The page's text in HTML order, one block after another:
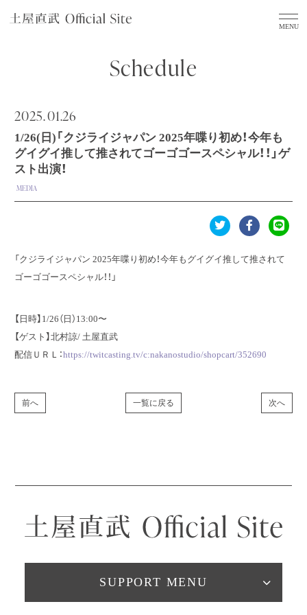
Schedule
2025.01.26
1/26(日)「クジライジャパン 2025年喋り初め！今年も
グイグイ推して推されてゴーゴゴースペシャル！！」ゲ
スト出演！
MEDIA
「クジライジャパン 2025年喋り初め！今年もグイグイ推して推されて
ゴーゴゴースペシャル！！」
【日時】1/26（日）13:00〜
【ゲスト】北村諒/ 土屋直武
配信ＵＲＬ：https://twitcasting.tv/c:nakanostudio/shopcart/352690
前へ 一覧に戻る 次へ
SUPPORT MENU